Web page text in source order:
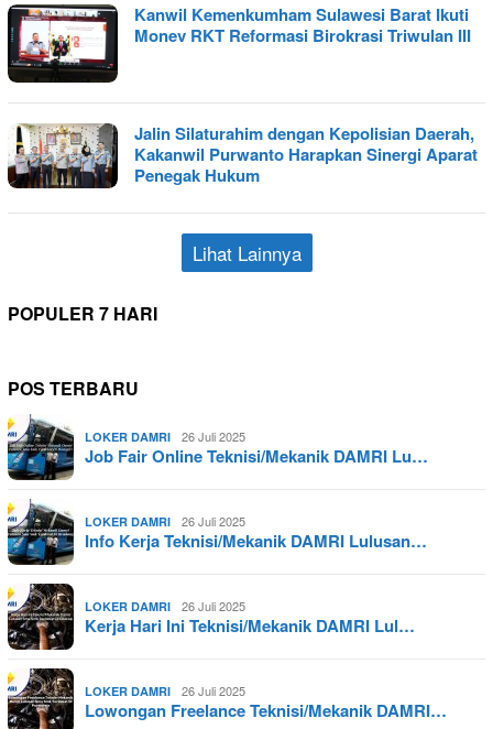
Kanwil Kemenkumham Sulawesi Barat Ikuti
Monev RKT Reformasi Birokrasi Triwulan III
Jalin Silaturahim dengan Kepolisian Daerah,
Kakanwil Purwanto Harapkan Sinergi Aparat
Penegak Hukum
Lihat Lainnya
POPULER 7 HARI
POS TERBARU
LOKER DAMRI 26 Juli 2025
Job Fair Online Teknisi/Mekanik DAMRI Lu…
LOKER DAMRI 26 Juli 2025
Info Kerja Teknisi/Mekanik DAMRI Lulusan…
LOKER DAMRI 26 Juli 2025
Kerja Hari Ini Teknisi/Mekanik DAMRI Lul…
LOKER DAMRI 26 Juli 2025
Lowongan Freelance Teknisi/Mekanik DAMRI…